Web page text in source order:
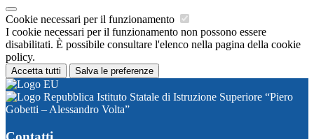
Cookie necessari per il funzionamento
I cookie necessari per il funzionamento non possono essere
disabilitati. È possibile consultare l'elenco nella pagina della cookie
policy.
Accetta tutti Salva le preferenze
Istituto Statale di Istruzione Superiore “Piero
Gobetti – Alessandro Volta”